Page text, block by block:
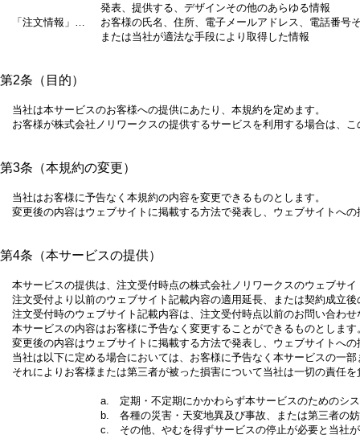
発表、提供する、デザインその他のあらゆる情報
「注文情報」…
お客様の氏名、住所、電子メールアドレス、電話番号
または当社が適法な手段により取得した情報
第2条（目的）
当社は本サービスのお客様への提供にあたり、本規約を定めます。
お客様が株式会社ノリワークスの提供するサービスを利用する場合は、
第3条（本規約の変更）
当社はお客様に予告なく本規約の内容を変更できるものとします。
変更後の内容はウェブサイトに掲載する方法で発表し、ウェブサイトへ
第4条（本サービスの提供）
本サービスの提供は、注文受付時点の株式会社ノリワークスのウェブサ
注文受付より以前のウェブサイト記載内容の適用延長、または契約成立
注文受付時のウェブサイト記載内容は、注文受付時点以前のお問い合わ
本サービスの内容はお客様に予告なく変更することができるものとします
変更後の内容はウェブサイトに掲載する方法で発表し、ウェブサイトへ
当社は以下に定める場合においては、お客様に予告なく本サービスの一
それによりお客様または第三者が被った損害について当社は一切の責任
a. 定期・不定期にかかわらず本サービスのためのシ
b. 各種の災害・天変地異及び事故、または第三者の
c. その他、やむを得ずサービスの停止が必要と当社